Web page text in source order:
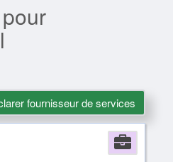
fournisseur de services